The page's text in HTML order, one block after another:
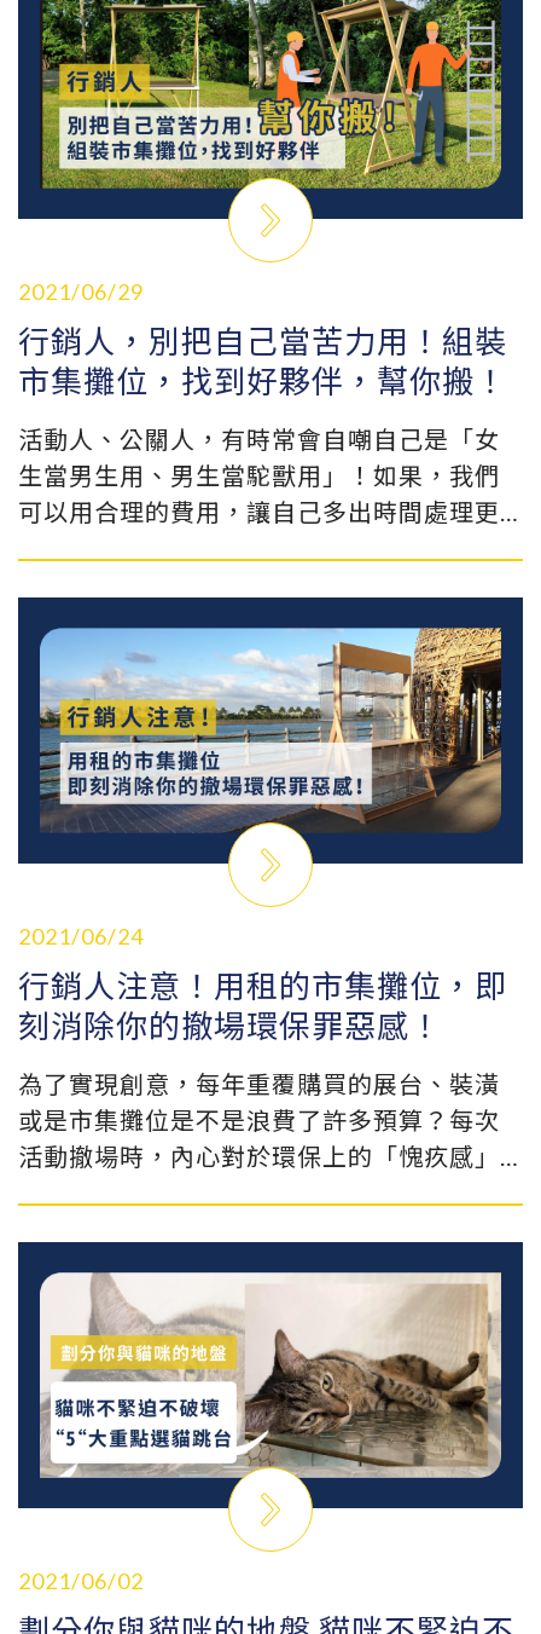
2021/06/29
行銷人，別把自己當苦力用！組裝
市集攤位，找到好夥伴，幫你搬！
活動人、公關人，有時常會自嘲自己是「女
生當男生用、男生當駝獸用」！如果，我們
可以用合理的費用，讓自己多出時間處理更
2021/06/24
行銷人注意！用租的市集攤位，即
刻消除你的撤場環保罪惡感！
為了實現創意，每年重覆購買的展台、裝潢
或是市集攤位是不是浪費了許多預算？每次
活動撤場時，內心對於環保上的「愧疚感」
會下地獄呢！因為每場活動經手的浪費太多
了！」
2021/06/02